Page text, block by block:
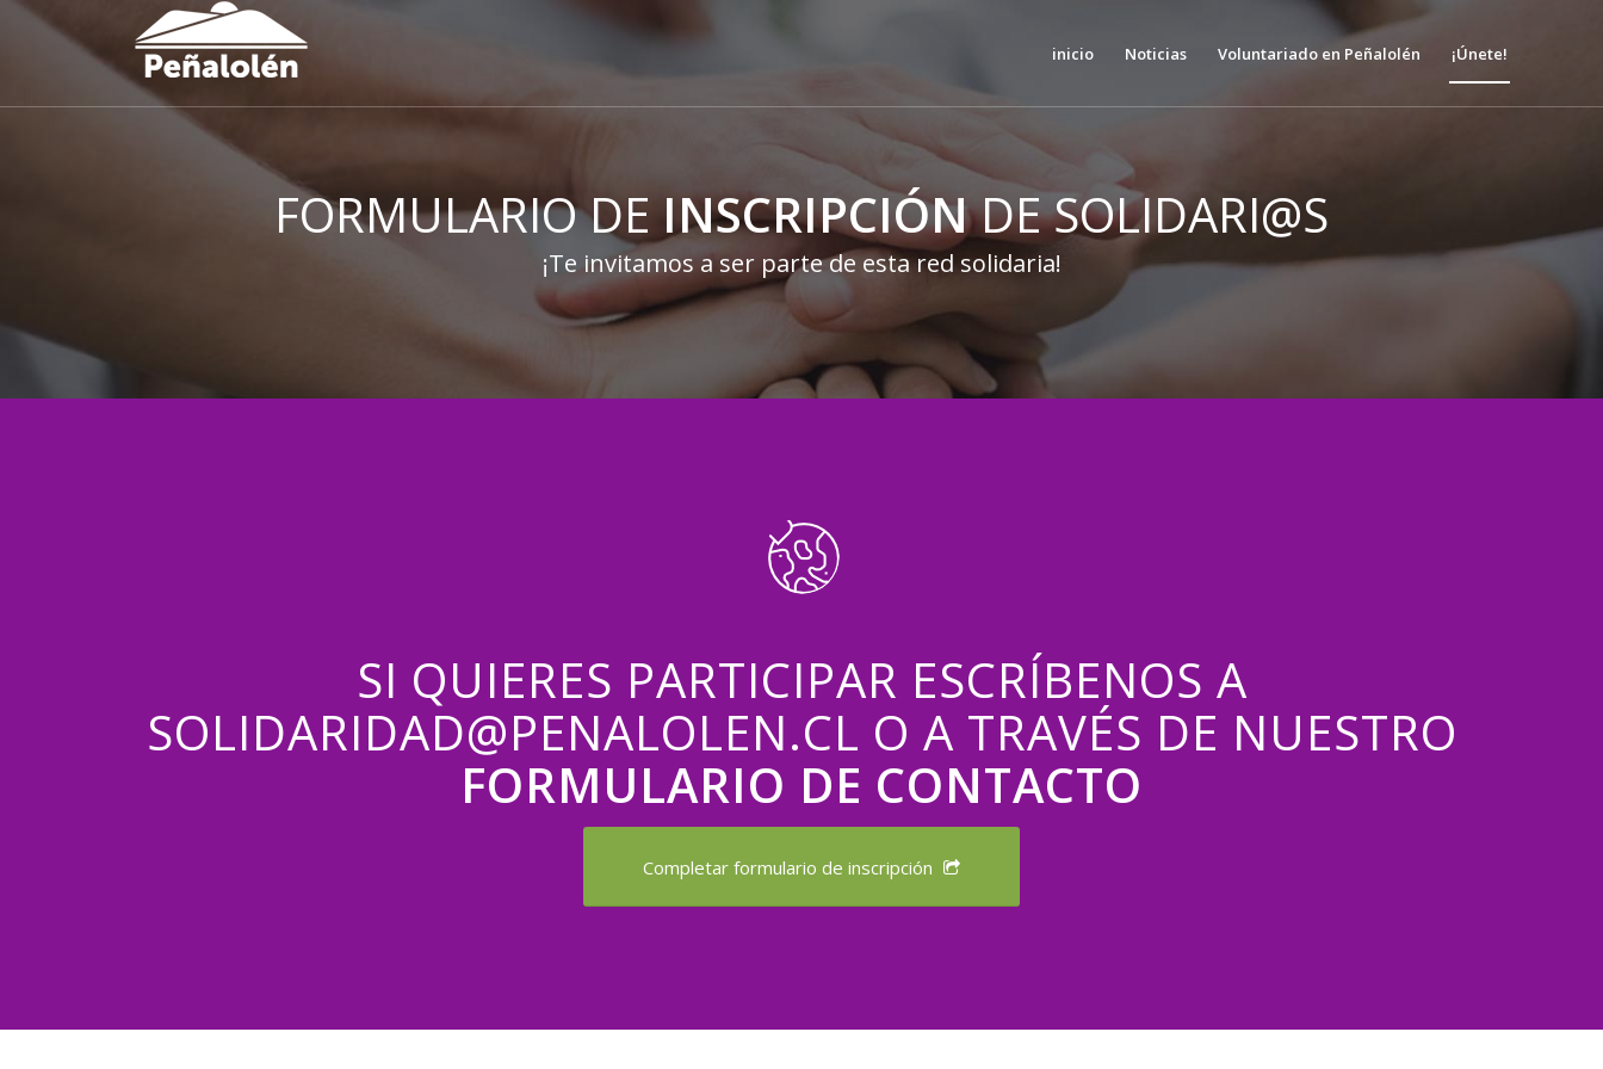
inicio Noticias Voluntariado en Peñalolén ¡Únete!
FORMULARIO DEINSCRIPCIÓNDE SOLIDARI@S
¡Te invitamos a ser parte de esta red solidaria!
SI QUIERES PARTICIPAR ESCRÍBENOS A
SOLIDARIDAD@PENALOLEN.CL O A TRAVÉS DE NUESTRO
FORMULARIO DE CONTACTO
Completar formulario de inscripción